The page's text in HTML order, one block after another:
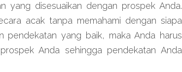
yang disesuaikan dengan prospek Anda.
acak tanpa memahami dengan siapa
pendekatan yang baik, maka Anda harus
Anda sehingga pendekatan Anda